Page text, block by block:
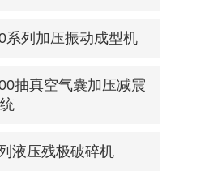
系列加压振动成型机
抽真空气囊加压减震
液压残极破碎机